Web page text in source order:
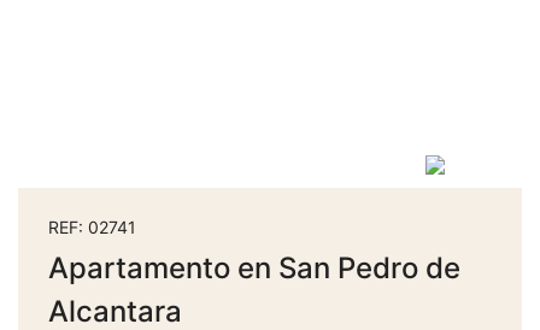
REF: 02741
Apartamento en San Pedro de
Alcantara